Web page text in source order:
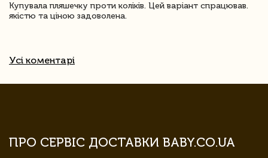
Купувала пляшечку проти коліків. Цей варіант спрацював.
якістю та ціною задоволена.
Усі коментарі
ПРО СЕРВІС ДОСТАВКИ BABY.CO.UA